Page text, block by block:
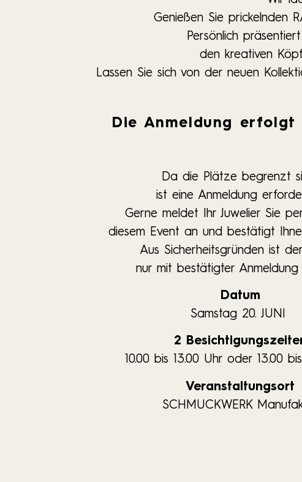
Genießen Sie prickelnden
Persönlich
den kreativen
Lassen Sie sich von der neuen
Die Anmeldung erfolgt
Da die Plätze begrenzt
ist eine Anmeldung
Gerne meldet Ihr Juwelier Sie
diesem Event an und bestätigt
Aus Sicherheitsgründen ist
nur mit bestätigter Anmeldung
Datum
Samstag 20. JUNI
2
10.00 bis 13.00 Uhr oder 13.00
Veranstaltungsort
SCHMUCKWERK